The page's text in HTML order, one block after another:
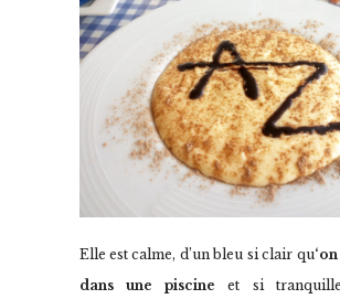
Elle est calme, d’un bleu si clair qu
dans une piscine et si